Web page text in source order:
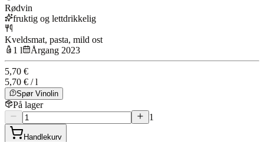
Rødvin
fruktig og lettdrikkelig
Kveldsmat, pasta, mild ost
1 l
Årgang 2023
5,70 €
5,70 € / l
Spør Vinolin
På lager
1
Handlekurv